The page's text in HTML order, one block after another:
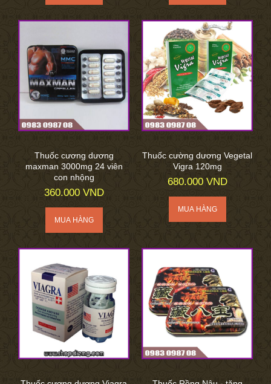
Thuốc cương dương
maxman 3000mg 24 viên
con nhộng
360.000 VND
Thuốc cường dương Vegetal
Vigra 120mg
680.000 VND